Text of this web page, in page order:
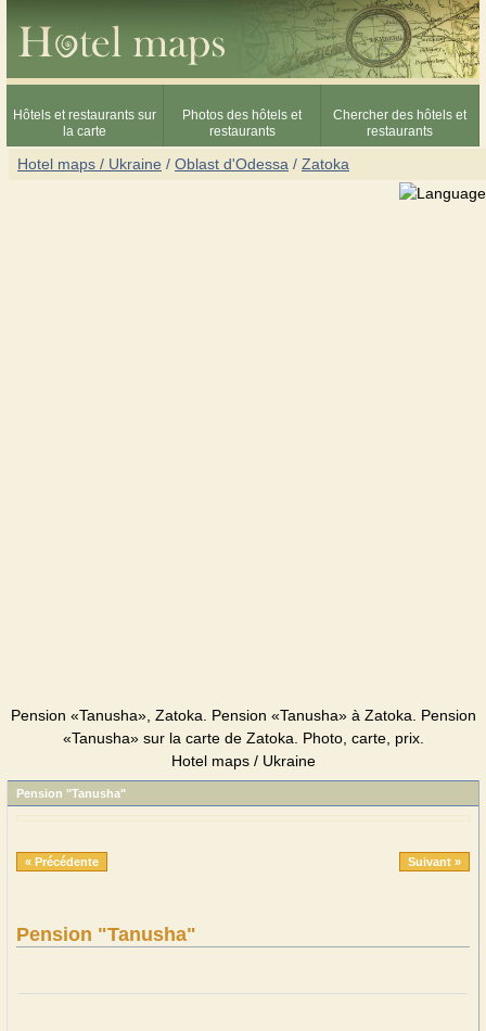
Hôtels et restaurants sur
la carte
Photos des hôtels et
restaurants
Chercher des hôtels et
restaurants
Hotel maps / Ukraine / Oblast d'Odessa / Zatoka
Pension «Tanusha», Zatoka. Pension «Tanusha» à Zatoka. Pension
«Tanusha» sur la carte de Zatoka. Photo, carte, prix.
Hotel maps / Ukraine
Pension "Tanusha"
« Précédente Suivant »
Pension "Tanusha"